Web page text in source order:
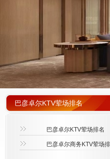
巴彦卓尔KTV荤场排名
巴彦卓尔KTV荤场排名
巴彦卓尔商务KTV荤场